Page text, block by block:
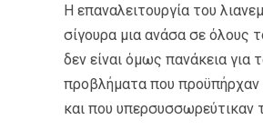
Η επαναλειτουργία του
σίγουρα μια ανάσα σε όλους
δεν είναι όμως πανάκεια για
προβλήματα που προϋπήρχαν
και που υπερσυσσωρεύτικαν